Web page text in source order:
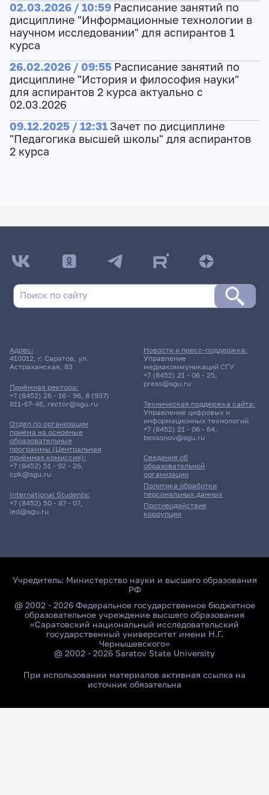
02.03.2026 / 10:59 Расписание занятий по
дисциплине "Информационные технологии в
научном исследовании" для аспирантов 1
курса
26.02.2026 / 09:55 Расписание занятий по
дисциплине "История и философия науки"
для аспирантов 2 курса актуально с
02.03.2026
09.12.2025 / 12:31 Зачет по дисциплине
"Педагогика высшей школы" для аспирантов
2 курса
Адрес:
410012, г. Саратов, ул.
Астраханская, 83
Приёмная ректора:
+7 (8452) 26 - 16 - 96, 8 (937)
811-67-46, rector@sgu.ru
Отдел по организации
приёма на основные
образовательные
программы (Центральная
приёмная комиссия):
+7 (8452) 51 - 92 - 26,
cpk@sgu.ru
International Students:
+7 (8452) 50 - 87 - 07,
ied@sgu.ru
Сведения об
образовательной
организации
Политика обработки
персональных данных
Противодействие
коррупции
Новости и пресс-поддержка:
Управление
медиакоммуникаций СГУ
+7 (8452) 21 - 06 - 25,
press@sgu.ru
Техническая поддержка сайта:
Управление цифровых и
информационных технологий
+7 (8452) 21 - 06 - 64,
bessonov@sgu.ru
Учредитель: Министерство науки и высшего образования
РФ
@ 2002 - 2026 Федеральное государственное бюджетное
образовательное учреждение высшего образования
«Саратовский национальный исследовательский
государственный университет имени Н.Г.
Чернышевского»
@ 2002 - 2026 Saratov State University
При использовании материалов активная ссылка на
источник обязательна